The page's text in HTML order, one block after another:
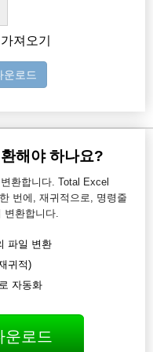
져오기
운로드
해야 하나요?
환합니다. Total Excel
번에, 재귀적으로, 명령줄
변환합니다.
파일 변환
귀적)
자동화
운로드